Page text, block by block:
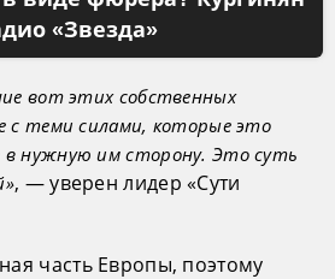
«Звезда»
вот этих собственных
с теми силами, которые это
нужную им сторону. Это суть
, — уверен лидер «Сути
часть Европы, поэтому